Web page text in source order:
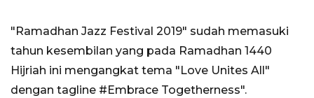
"Ramadhan Jazz Festival 2019" sudah memasuki
tahun kesembilan yang pada Ramadhan 1440
Hijriah ini mengangkat tema "Love Unites All"
dengan tagline #Embrace Togetherness".